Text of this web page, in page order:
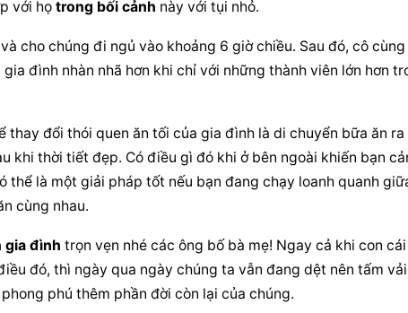
với họ trong bối cảnh này với tụi nhỏ.
cho chúng đi ngủ vào khoảng 6 giờ chiều. Sau đó, cô cùng
đình nhàn nhã hơn khi chỉ với những thành viên lớn hơn
đổi thói quen ăn tối của gia đình là di chuyển bữa ăn ra
khi thời tiết đẹp. Có điều gì đó khi ở bên ngoài khiến bạn
thể là một giải pháp tốt nếu bạn đang chạy loanh quanh
cùng nhau.
gia đình trọn vẹn nhé các ông bố bà mẹ! Ngay cả khi con cái
đó, thì ngày qua ngày chúng ta vẫn đang dệt nên tấm vải
phú thêm phần đời còn lại của chúng.